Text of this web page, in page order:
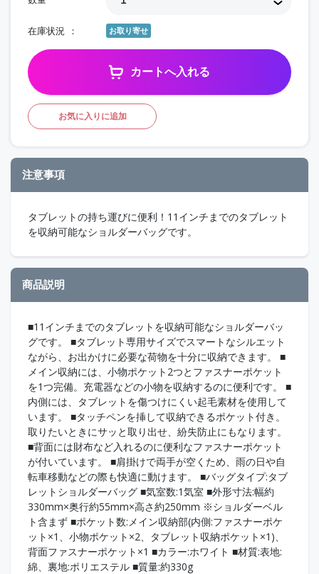
在庫状況 お取り寄せ
カートへ入れる
お気に入りに追加
注意事項
タブレットの持ち運びに便利！11インチまでのタブレット
を収納可能なショルダーバッグです。
商品説明
■11インチまでのタブレットを収納可能なショルダーバッ
グです。 ■タブレット専用サイズでスマートなシルエット
ながら、お出かけに必要な荷物を十分に収納できます。 ■
メイン収納には、小物ポケット2つとファスナーポケット
を1つ完備。充電器などの小物を収納するのに便利です。 ■
内側には、タブレットを傷つけにくい起毛素材を使用して
います。 ■タッチペンを挿して収納できるポケット付き。
取りたいときにサッと取り出せ、紛失防止にもなります。
■背面には財布など入れるのに便利なファスナーポケット
が付いています。 ■肩掛けで両手が空くため、雨の日や自
転車移動などの際も快適に動けます。 ■バッグタイプ:タブ
レットショルダーバッグ ■気室数:1気室 ■外形寸法:幅約
330mm×奥行約55mm×高さ約250mm ※ショルダーベル
ト含まず ■ポケット数:メイン収納部(内側:ファスナーポケ
ット×1、小物ポケット×2、タブレット収納ポケット×1)、
背面ファスナーポケット×1 ■カラー:ホワイト ■材質:表地:
綿、裏地:ポリエステル ■質量:約330g